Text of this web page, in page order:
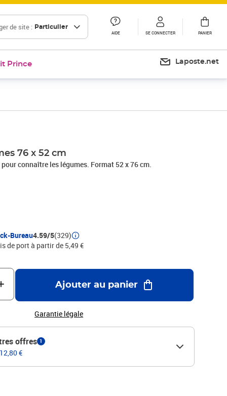
de site : Particulier
AIDE SE CONNECTER PANIER
Prince Laposte.net
76 x 52 cm
connaître les légumes. Format 52 x 76 cm.
Bureau4.59/5(329)
de port à partir de 5,49 €
Ajouter au panier
Garantie légale
offres 1
€